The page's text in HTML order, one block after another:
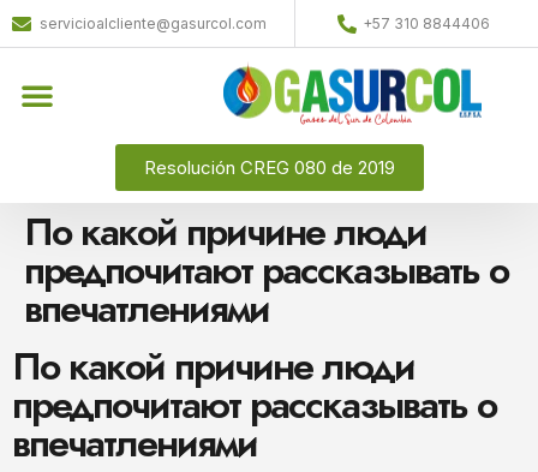
servicioalcliente@gasurcol.com +57 310 8844406
Resolución CREG 080 de 2019
По какой причине люди
предпочитают рассказывать о
впечатлениями
По какой причине люди
предпочитают рассказывать о
впечатлениями